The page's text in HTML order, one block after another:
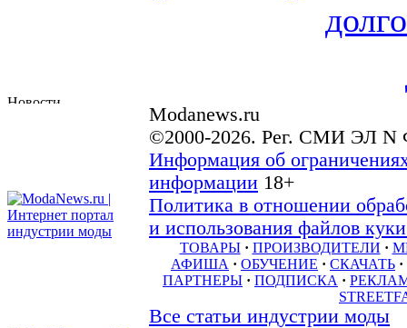
Modanews.ru
©2000-2026. Рег. СМИ ЭЛ N
Информация об
информации 18+
Политика в отношении
и использования файлов
ТОВАРЫ · ПРОИЗВОДИТЕЛИ ·
АФИША · ОБУЧЕНИЕ · СКАЧАТЬ ·
ПАРТНЕРЫ · ПОДПИСКА ·
Все статьи индустрии моды